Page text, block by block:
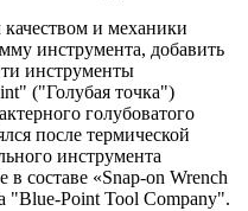
и механики
инструмента, добавить
инструменты
("Голубая точка")
голубоватого
после термической
инструмента
в составе «Snap-on Wrench
"Blue-Point Tool Company".